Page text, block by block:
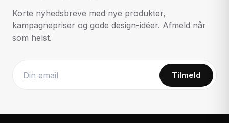
Korte nyhedsbreve med nye produkter,
kampagnepriser og gode design-idéer. Afmeld når
som helst.
Tilmeld